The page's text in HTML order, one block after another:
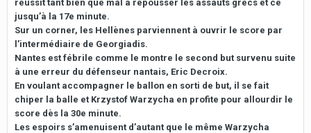
réussit tant bien que mal à repousser les assauts grecs et ce
jusqu’à la 17e minute.
Sur un corner, les Hellènes parviennent à ouvrir le score par
l’intermédiaire de Georgiadis.
Nantes est fébrile comme le montre le second but survenu suite
à une erreur du défenseur nantais, Eric Decroix.
En voulant accompagner le ballon en sorti de but, il se fait
chiper la balle et Krzystof Warzycha en profite pour allourdir le
score dès la 30e minute.
Les espoirs s’amenuisent d’autant que le même Warzycha